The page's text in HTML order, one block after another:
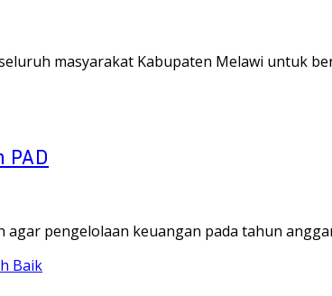
masyarakat Kabupaten Melawi untuk
agar pengelolaan keuangan pada tahun